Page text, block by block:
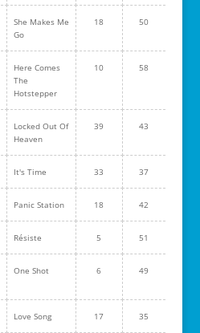
She Makes Me
Go
18 50
Here Comes
The
Hotstepper
10 58
Locked Out Of
Heaven
39 43
It's Time 33 37
Panic Station 18 42
Résiste 5 51
One Shot 6 49
Love Song 17 35